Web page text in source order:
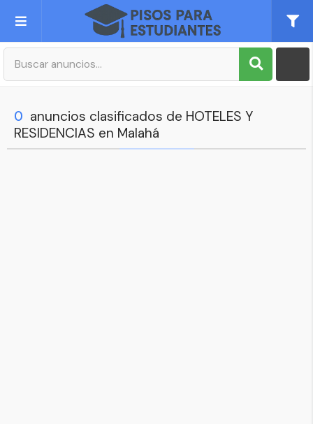
Publica tu Anuncio
Mi cuenta
0 anuncios clasificados de HOTELES Y
RESIDENCIAS en Malahá